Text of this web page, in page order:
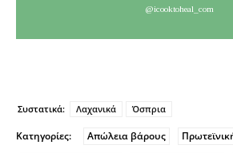
@icooktoheal_com
Συστατικά: Λαχανικά Όσπρια
Κατηγορίες: Απώλεια βάρους